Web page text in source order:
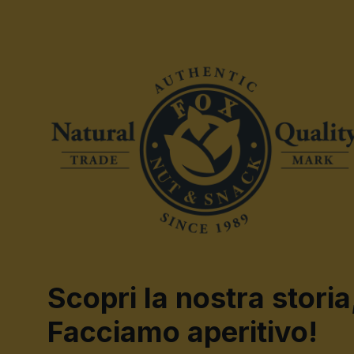
Scopri la nostra
Facciamo aperitivo!